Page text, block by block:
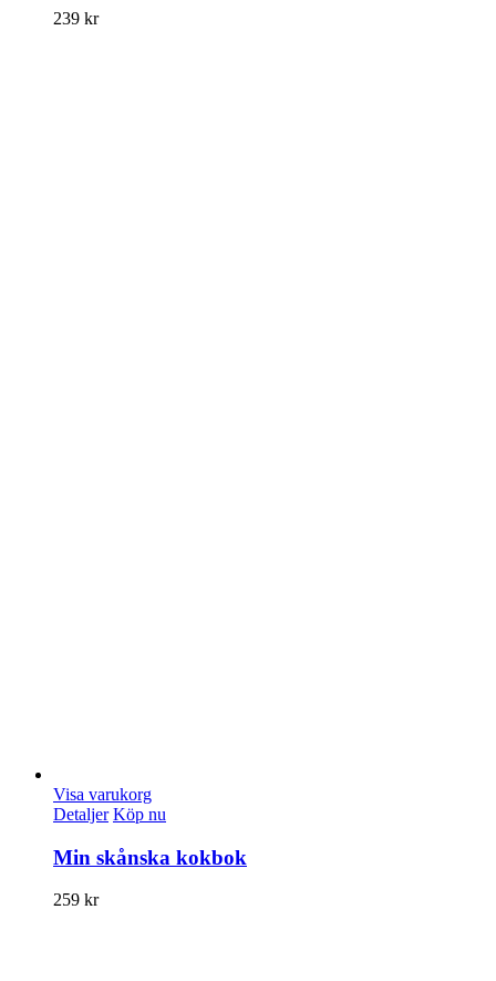
239 kr
Visa varukorg
Detaljer Köp nu
Min skånska kokbok
259 kr